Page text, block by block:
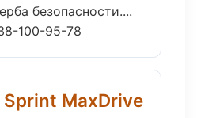
безопасности....
100-95-78
MaxDrive